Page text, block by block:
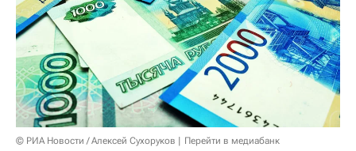
© РИА Новости / Алексей Сухоруков Перейти в медиабанк